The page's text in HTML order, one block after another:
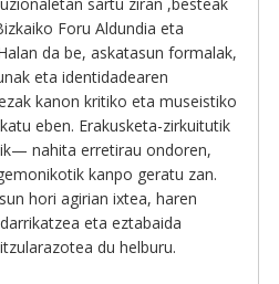
Foru Aldundia eta
da be, askatasun formalak,
eta identidadearen
kanon kritiko eta museistiko
eben. Erakusketa-zirkuitutik
nahita erretirau ondoren,
kanpo geratu zan.
hori agirian ixtea, haren
eta eztabaida
du helburu.